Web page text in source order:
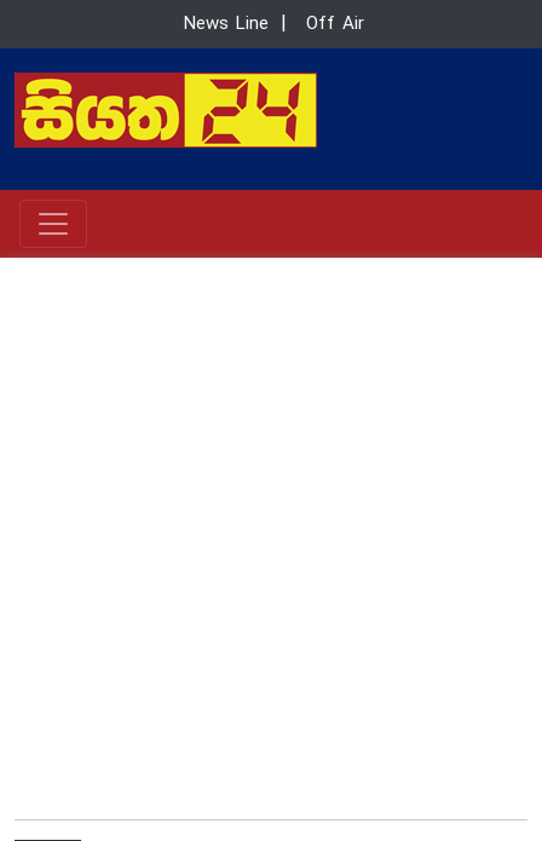
News Line Off Air